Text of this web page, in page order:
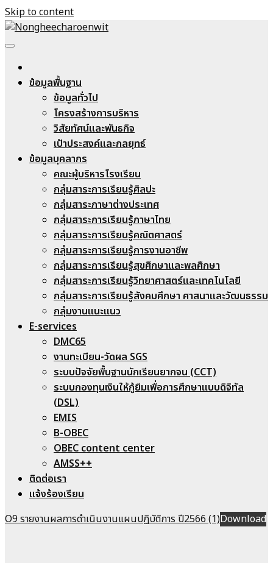
Skip to content
Nongheecharoenwit
ข้อมูลพื้นฐาน
ข้อมูลทั่วไป
โครงสร้างการบริหาร
วิสัยทัศน์และพันธกิจ
เป้าประสงค์และกลยุทธ์
ข้อมูลบุคลากร
คณะผู้บริหารโรงเรียน
กลุ่มสาระการเรียนรู้ศิลปะ
กลุ่มสาระภาษาต่างประเทศ
กลุ่มสาระการเรียนรู้ภาษาไทย
กลุ่มสาระการเรียนรู้คณิตศาสตร์
กลุ่มสาระการเรียนรู้การงานอาชีพ
กลุ่มสาระการเรียนรู้สุขศึกษาและพลศึกษา
กลุ่มสาระการเรียนรู้วิทยาศาสตร์และเทคโนโลยี
กลุ่มสาระการเรียนรู้สังคมศึกษา ศาสนาและวัฒนธรรม
กลุ่มงานแนะแนว
E-services
DMC65
งานทะเบียน-วัดผล SGS
ระบบปัจจัยพื้นฐานนักเรียนยากจน (CCT)
ระบบกองทุนเงินให้กู้ยืมเพื่อการศึกษาแบบดิจิทัล
(DSL)
EMIS
B-OBEC
OBEC content center
AMSS++
ติดต่อเรา
แจ้งร้องเรียน
O9 รายงานผลการดำเนินงานแผนปฏิบัติการ ปี2566 (1)Download